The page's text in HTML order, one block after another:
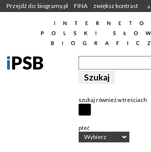
Przejdź do: biogramy.pl FINA zwiększ kontrast A
szukaj również w treściach
płeć
Wybierz